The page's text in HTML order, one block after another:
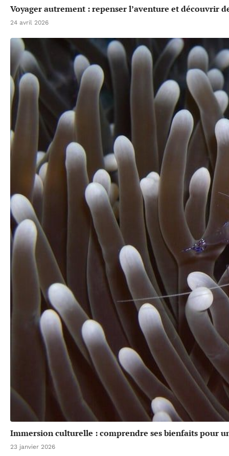
Voyager autrement : repenser l’aventure et découvrir
24 avril 2026
Immersion culturelle : comprendre ses bienfaits pour
23 janvier 2026